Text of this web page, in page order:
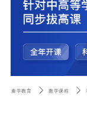
秦学教育 教学课程